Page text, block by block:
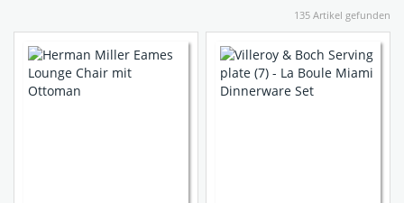
135 Artikel gefunden